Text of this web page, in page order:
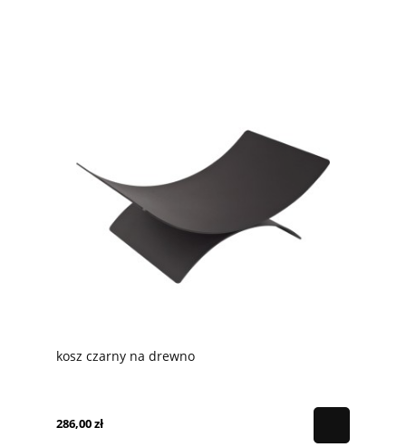
kosz czarny na drewno
286,00 zł